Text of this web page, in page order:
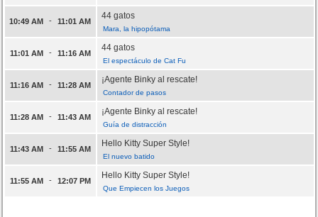
10:49 AM - 11:01 AM
44 gatos
Mara, la hipopótama
11:01 AM - 11:16 AM
44 gatos
El espectáculo de Cat Fu
11:16 AM - 11:28 AM
¡Agente Binky al rescate!
Contador de pasos
11:28 AM - 11:43 AM
¡Agente Binky al rescate!
Guía de distracción
11:43 AM - 11:55 AM
Hello Kitty Super Style!
El nuevo batido
11:55 AM - 12:07 PM
Hello Kitty Super Style!
Que Empiecen los Juegos